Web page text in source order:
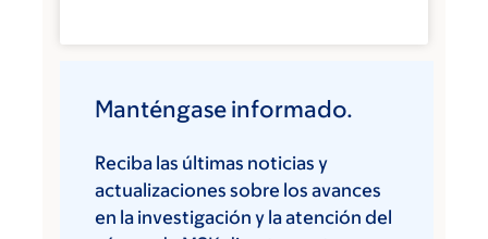
Manténgase informado.
Reciba las últimas noticias y
actualizaciones sobre los avances
en la investigación y la atención del